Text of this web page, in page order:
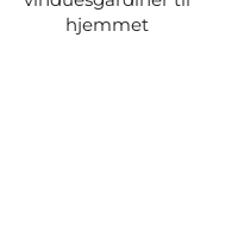
hjemmet